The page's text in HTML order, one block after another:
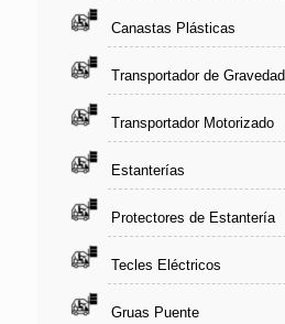
Canastas Plásticas
Transportador de Gravedad
Transportador Motorizado
Estanterías
Protectores de Estantería
Tecles Eléctricos
Gruas Puente